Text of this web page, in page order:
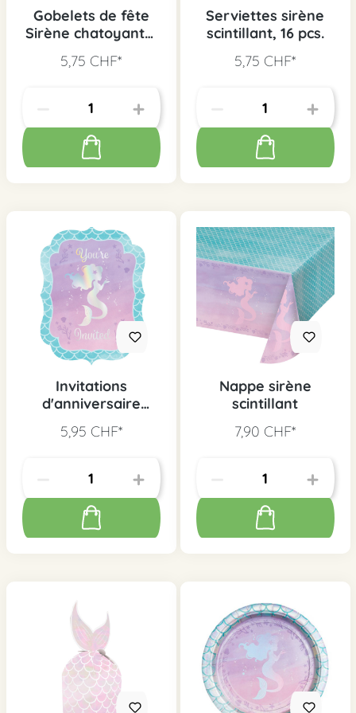
Gobelets de fête
Sirène chatoyante,
5,75 CHF*
Serviettes sirène
scintillant, 16 pcs.
5,75 CHF*
Invitations
d'anniversaire
pcs.
5,95 CHF*
Nappe sirène
scintillant
7,90 CHF*